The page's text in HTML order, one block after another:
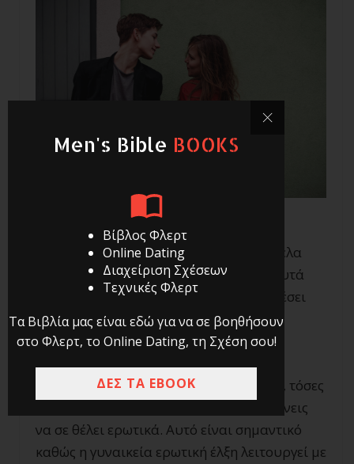
Τα πρώτα λεπτά κουβέντας με μια κοπέλα
είναι συχνά καθοριστικά, καθώς από αυτά
εξαρτάται αν η κουβέντα σας θα διαρκέσει
καιαν θα έχεις την ευκαιρία για κάτι
περισσότερο.
Όσο περισσότερο μιλάς σε μια γυναίκα, τόσες
περισσότερες ευκαιρίες έχεις να την κάνεις
να σε θέλει ερωτικά. Αυτό είναι σημαντικό
καθώς η γυναικεία ερωτική έλξη λειτουργεί με
Men's Bible BOOKS
Βίβλος Φλερτ
Online Dating
Διαχείριση Σχέσεων
Τεχνικές Φλερτ
Τα Βιβλία μας είναι εδώ για να σε βοηθήσουν
στο Φλερτ, το Online Dating, τη Σχέση σου!
ΔΕΣ ΤΑ EBOOK